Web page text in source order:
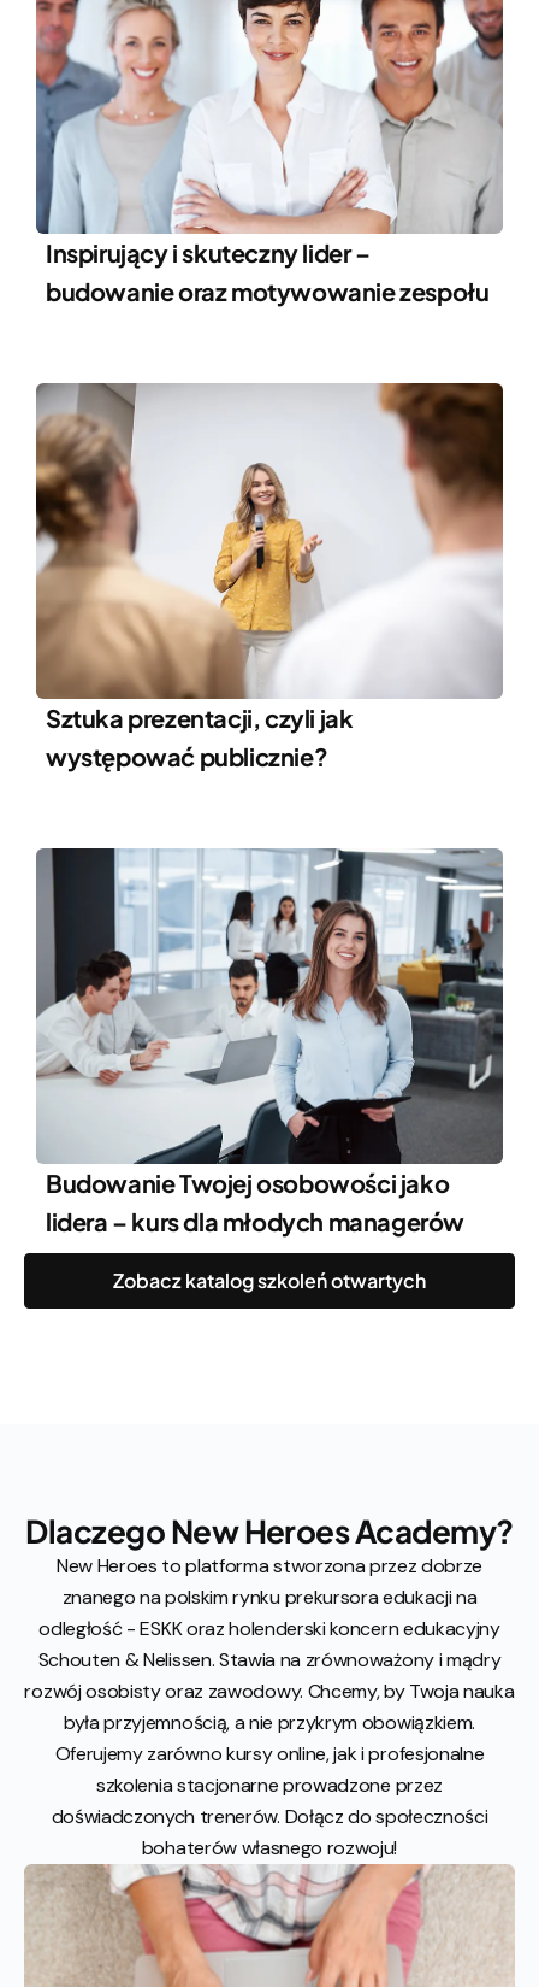
Inspirujący i skuteczny lider –
budowanie oraz motywowanie zespołu
Sztuka prezentacji, czyli jak
występować publicznie?
Budowanie Twojej osobowości jako
lidera – kurs dla młodych managerów
Zobacz katalog szkoleń otwartych
Dlaczego New Heroes Academy?
New Heroes to platforma stworzona przez dobrze
znanego na polskim rynku prekursora edukacji na
odległość - ESKK oraz holenderski koncern edukacyjny
Schouten & Nelissen. Stawia na zrównoważony i mądry
rozwój osobisty oraz zawodowy. Chcemy, by Twoja nauka
była przyjemnością, a nie przykrym obowiązkiem.
Oferujemy zarówno kursy online, jak i profesjonalne
szkolenia stacjonarne prowadzone przez
doświadczonych trenerów. Dołącz do społeczności
bohaterów własnego rozwoju!